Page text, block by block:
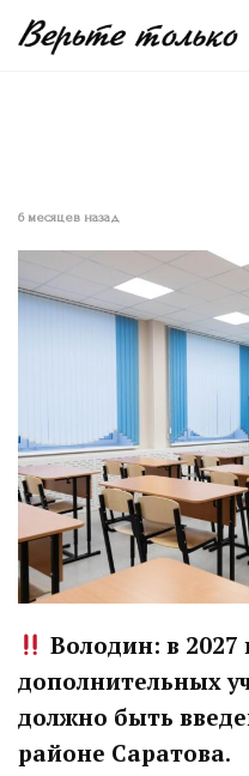
6 месяцев назад
Володин: в 2027
дополнительных
должно быть
районе Саратова.